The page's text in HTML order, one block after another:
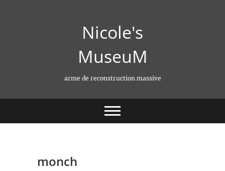
Nicole's
MuseuM
arme de reconstruction massive
monch